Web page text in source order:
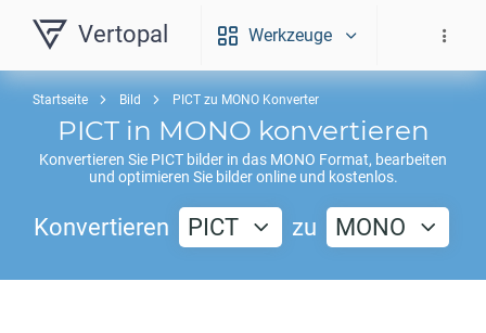
Vertopal Werkzeuge
Startseite Bild PICT zu MONO Konverter
PICTin MONO konvertieren
Konvertieren Sie PICT bilder in das MONO Format, bearbeiten
und optimieren Sie bilder online und kostenlos.
Konvertieren PICT zu MONO